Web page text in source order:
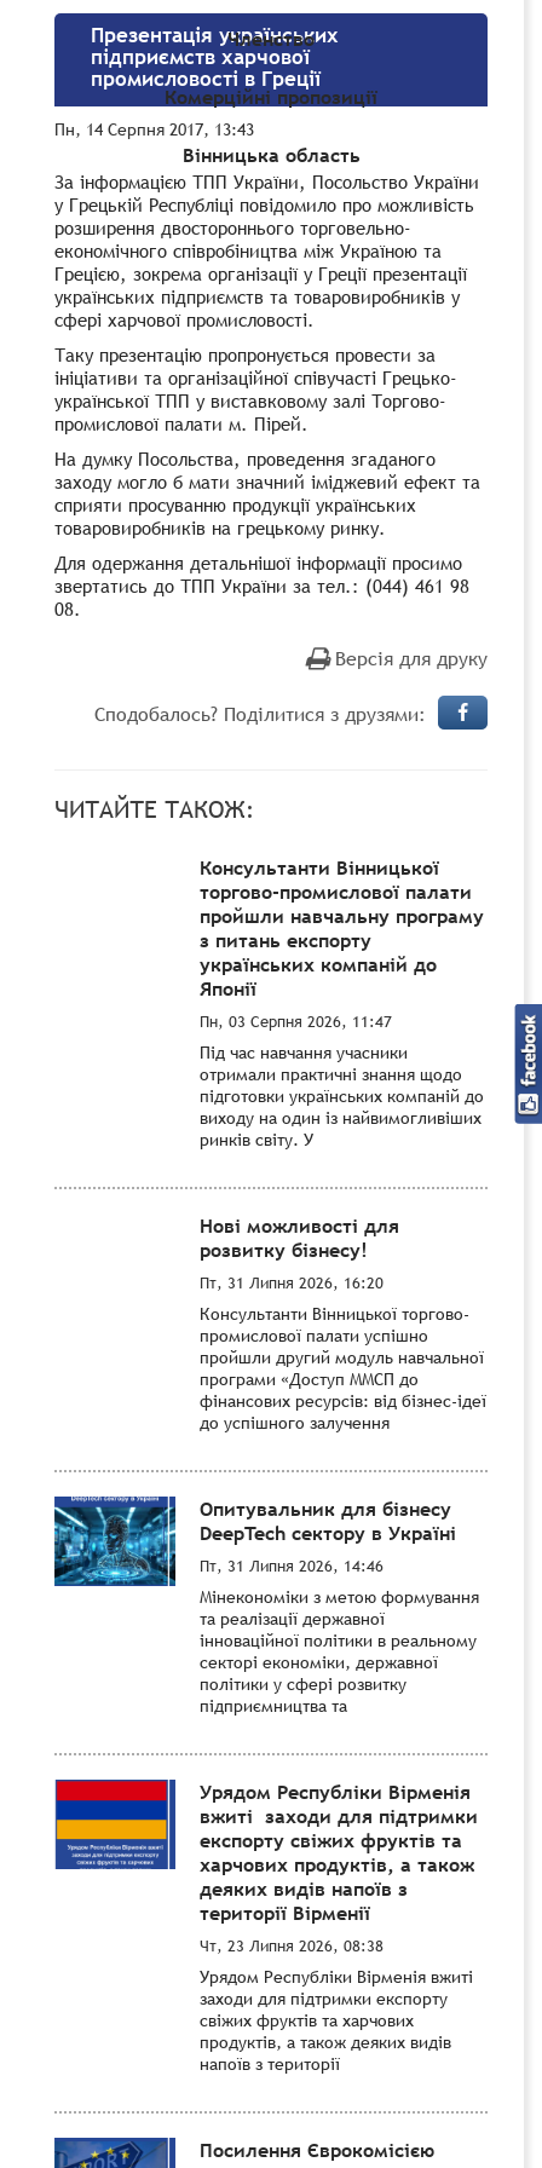
Членство
Комерційні пропозиції
Вінницька область
Презентація українських
підприємств харчової
промисловості в Греції
Пн, 14 Серпня 2017, 13:43
За інформацією ТПП України, Посольство України
у Грецькій Республіці повідомило про можливість
розширення двостороннього торговельно-
економічного співробіництва між Україною та
Грецією, зокрема організації у Греції презентації
українських підприємств та товаровиробників у
сфері харчової промисловості.
Таку презентацію пропронується провести за
ініціативи та організаційної співучасті Грецько-
української ТПП у виставковому залі Торгово-
промислової палати м. Пірей.
На думку Посольства, проведення згаданого
заходу могло б мати значний іміджевий ефект та
сприяти просуванню продукції українських
товаровиробників на грецькому ринку.
Для одержання детальнішої інформації просимо
звертатись до ТПП України за тел.: (044) 461 98
08.
Версія для друку
Сподобалось? Поділитися з друзями:
ЧИТАЙТЕ ТАКОЖ:
Консультанти Вінницької
торгово-промислової палати
пройшли навчальну програму
з питань експорту
українських компаній до
Японії
Пн, 03 Серпня 2026, 11:47
Під час навчання учасники
отримали практичні знання щодо
підготовки українських компаній до
виходу на один із найвимогливіших
ринків світу. У
Нові можливості для
розвитку бізнесу!
Пт, 31 Липня 2026, 16:20
Консультанти Вінницької торгово-
промислової палати успішно
пройшли другий модуль навчальної
програми «Доступ ММСП до
фінансових ресурсів: від бізнес-ідеї
до успішного залучення
Опитувальник для бізнесу
DeepTech сектору в Україні
Пт, 31 Липня 2026, 14:46
Мінекономіки з метою формування
та реалізації державної
інноваційної політики в реальному
секторі економіки, державної
політики у сфері розвитку
підприємництва та
Урядом Республіки Вірменія
вжиті заходи для підтримки
експорту свіжих фруктів та
харчових продуктів, а також
деяких видів напоїв з
території Вірменії
Чт, 23 Липня 2026, 08:38
Урядом Республіки Вірменія вжиті
заходи для підтримки експорту
свіжих фруктів та харчових
продуктів, а також деяких видів
напоїв з території
Посилення Єврокомісією